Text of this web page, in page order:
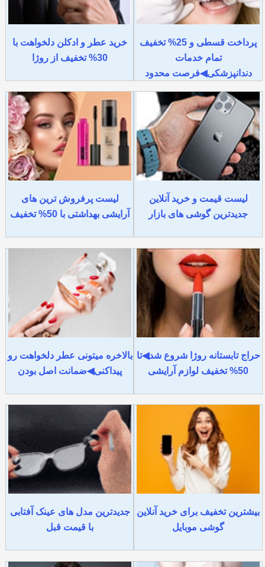
پرداخت قسطی و 25% تخفیف
تمام خدمات
دندانپزشکی◀فرصت محدود
خرید عطر و ادکلن دلخواهت با
30% تخفیف از روژا
لیست قیمت و خرید آنلاین
جدیدترین گوشی های بازار
لیست پرفروش ترین های
آرایشی بهداشتی با 50% تخفیف
حراج تابستانه روژا شروع شد◀تا
50% تخفیف لوازم آرایشی
بالاخره میتونی عطر دلخواهت رو
پیداکنی◀ضمانت اصل بودن
بیشترین تخفیف برای خرید آنلاین
گوشی موبایل
جدیدترین مدل های عینک آفتابی
با قیمت قبل